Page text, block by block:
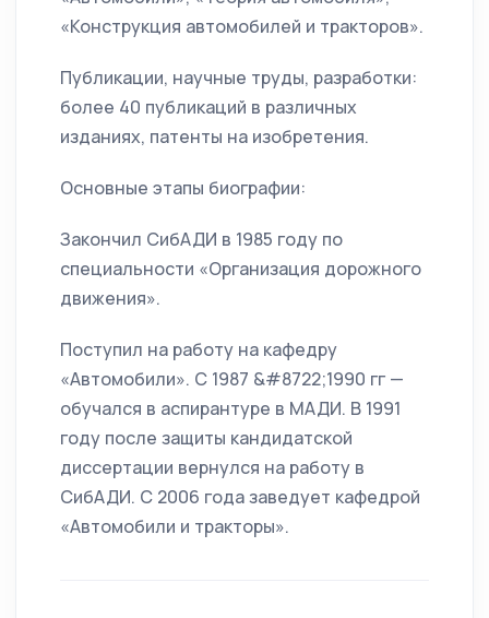
«Конструкция автомобилей и тракторов».
Публикации, научные труды, разработки:
более 40 публикаций в различных
изданиях, патенты на изобретения.
Основные этапы биографии:
Закончил СибАДИ в 1985 году по
специальности «Организация дорожного
движения».
Поступил на работу на кафедру
«Автомобили». С 1987 &#8722;1990 гг —
обучался в аспирантуре в МАДИ. В 1991
году после защиты кандидатской
диссертации вернулся на работу в
СибАДИ. С 2006 года заведует кафедрой
«Автомобили и тракторы».